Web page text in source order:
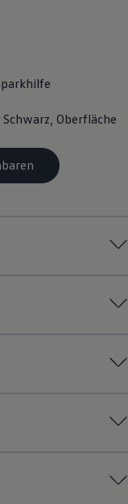
Oberfläche